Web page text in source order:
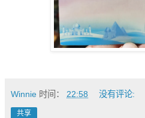
Winnie 时间： 22:58 没有评论:
共享